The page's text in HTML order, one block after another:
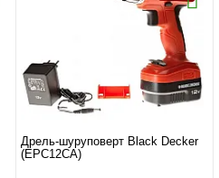
Дрель-шуруповерт Black Decker
(EPC12CA)